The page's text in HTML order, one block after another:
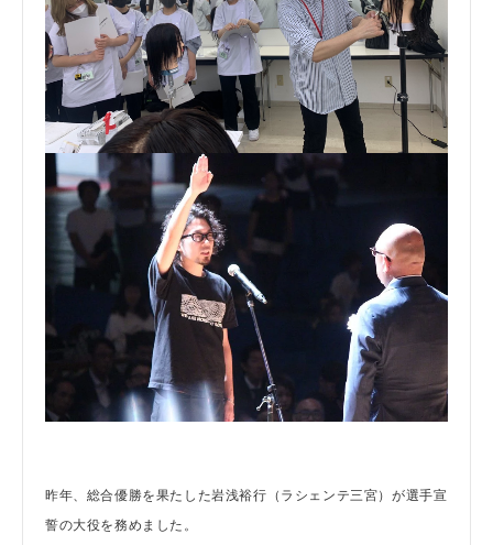
昨年、総合優勝を果たした岩浅裕行（ラシェンテ三宮）が選手宣
誓の大役を務めました。